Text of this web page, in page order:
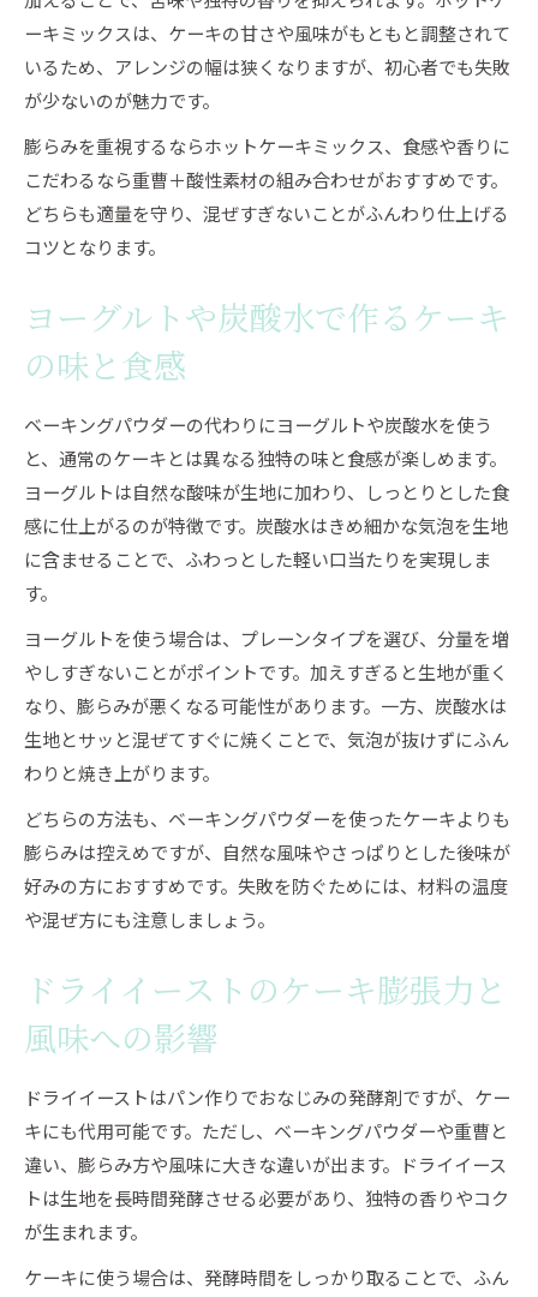
ーキミックスは、ケーキの甘さや風味がもともと調整されて
いるため、アレンジの幅は狭くなりますが、初心者でも失敗
が少ないのが魅力です。
膨らみを重視するならホットケーキミックス、食感や香りに
こだわるなら重曹＋酸性素材の組み合わせがおすすめです。
どちらも適量を守り、混ぜすぎないことがふんわり仕上げる
コツとなります。
ヨーグルトや炭酸水で作るケーキ
の味と食感
ベーキングパウダーの代わりにヨーグルトや炭酸水を使う
と、通常のケーキとは異なる独特の味と食感が楽しめます。
ヨーグルトは自然な酸味が生地に加わり、しっとりとした食
感に仕上がるのが特徴です。炭酸水はきめ細かな気泡を生地
に含ませることで、ふわっとした軽い口当たりを実現しま
す。
ヨーグルトを使う場合は、プレーンタイプを選び、分量を増
やしすぎないことがポイントです。加えすぎると生地が重く
なり、膨らみが悪くなる可能性があります。一方、炭酸水は
生地とサッと混ぜてすぐに焼くことで、気泡が抜けずにふん
わりと焼き上がります。
どちらの方法も、ベーキングパウダーを使ったケーキよりも
膨らみは控えめですが、自然な風味やさっぱりとした後味が
好みの方におすすめです。失敗を防ぐためには、材料の温度
や混ぜ方にも注意しましょう。
ドライイーストのケーキ膨張力と
風味への影響
ドライイーストはパン作りでおなじみの発酵剤ですが、ケー
キにも代用可能です。ただし、ベーキングパウダーや重曹と
違い、膨らみ方や風味に大きな違いが出ます。ドライイース
トは生地を長時間発酵させる必要があり、独特の香りやコク
が生まれます。
ケーキに使う場合は、発酵時間をしっかり取ることで、ふん